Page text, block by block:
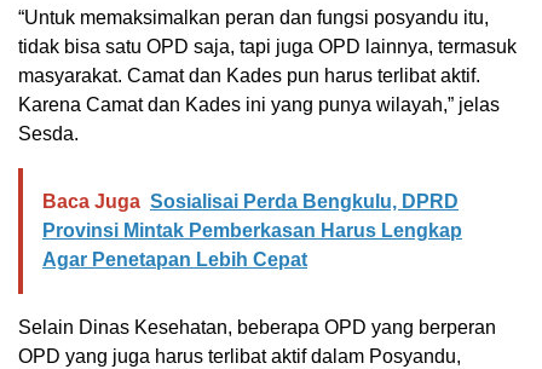
“Untuk memaksimalkan peran dan fungsi posyandu itu,
tidak bisa satu OPD saja, tapi juga OPD lainnya, termasuk
masyarakat. Camat dan Kades pun harus terlibat aktif.
Karena Camat dan Kades ini yang punya wilayah,” jelas
Sesda.
Baca Juga Sosialisai Perda Bengkulu, DPRD
Provinsi Mintak Pemberkasan Harus Lengkap
Agar Penetapan Lebih Cepat
Selain Dinas Kesehatan, beberapa OPD yang berperan
OPD yang juga harus terlibat aktif dalam Posyandu,